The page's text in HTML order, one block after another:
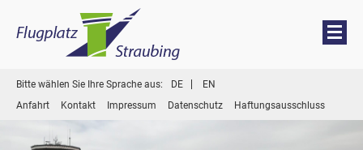
Menü
Inhalt
springen
Bitte wählen Sie Ihre Sprache aus: DE
EN
Anfahrt
Kontakt Impressum Datenschutz Haftungsausschluss